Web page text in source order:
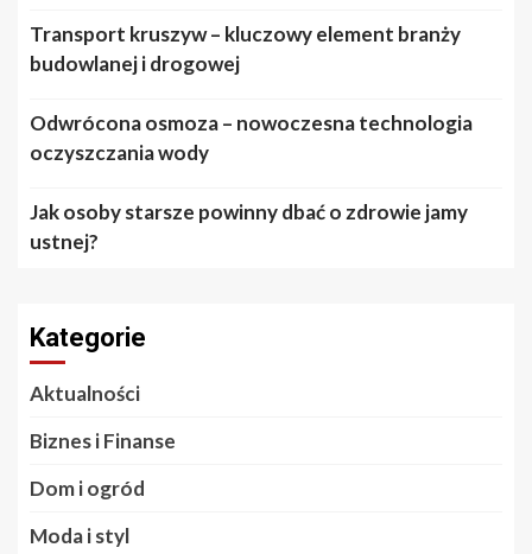
Transport kruszyw – kluczowy element branży
budowlanej i drogowej
Odwrócona osmoza – nowoczesna technologia
oczyszczania wody
Jak osoby starsze powinny dbać o zdrowie jamy
ustnej?
Kategorie
Aktualności
Biznes i Finanse
Dom i ogród
Moda i styl